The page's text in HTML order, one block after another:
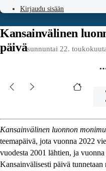
Kirjaudu sisään
Kansainvälinen
päiväsunnuntai 22.
Kansainvälinen luonnon
teemapäivä, jota vuonna 2022
vuodesta 2001 lähtien, ja
Kansainvälisesti päivä tunnetaan